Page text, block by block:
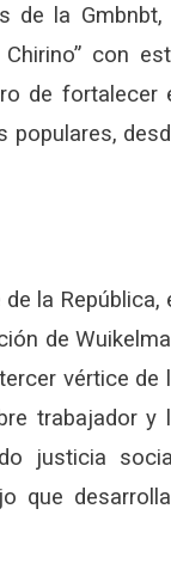
de la Gmbnbt,
con
de fortalecer
populares,
la República,
de
vértice de
trabajador y
justicia
que